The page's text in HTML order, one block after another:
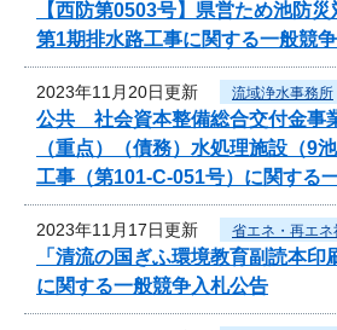
【西防第0503号】県営ため池防
第1期排水路工事に関する一般競
2023年11月20日更新 流域浄水事務所
公共 社会資本整備総合交付金事
（重点）（債務）水処理施設（9
工事（第101-C-051号）に関する
2023年11月17日更新 省エネ・再エ
「清流の国ぎふ環境教育副読本印
に関する一般競争入札公告